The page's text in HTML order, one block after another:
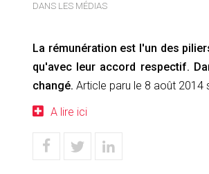
DANS LES MÉDIAS
La rémunération est l'un des
qu'avec leur accord respectif.
changé. Article paru le 8 août 2014
A lire ici